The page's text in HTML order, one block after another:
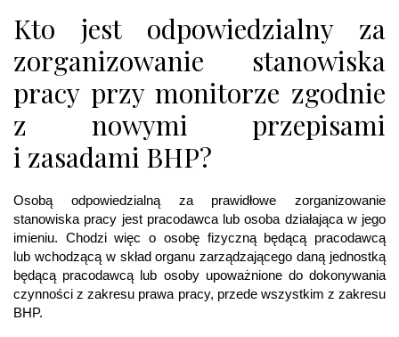
Kto jest odpowiedzialny za
zorganizowanie stanowiska
pracy przy monitorze zgodnie
z nowymi przepisami
i zasadami BHP?
Osobą odpowiedzialną za prawidłowe zorganizowanie
stanowiska pracy jest pracodawca lub osoba działająca w jego
imieniu. Chodzi więc o osobę fizyczną będącą pracodawcą
lub wchodzącą w skład organu zarządzającego daną jednostką
będącą pracodawcą lub osoby upoważnione do dokonywania
czynności z zakresu prawa pracy, przede wszystkim z zakresu
BHP.